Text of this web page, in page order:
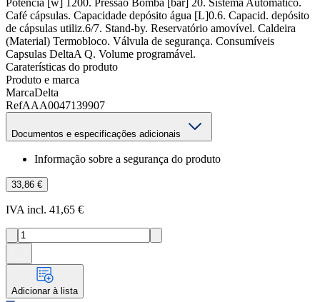
Café cápsulas. Capacidade depósito água [L]0.6. Capacid. depósito
de cápsulas utiliz.6/7. Stand-by. Reservatório amovível. Caldeira
(Material) Termobloco. Válvula de segurança. Consumíveis
Capsulas DeltaA Q. Volume programável.
Caraterísticas do produto
Produto e marca
MarcaDelta
RefAAA0047139907
Documentos e especificações adicionais
Informação sobre a segurança do produto
33,86 €
IVA incl. 41,65 €
Adicionar à lista